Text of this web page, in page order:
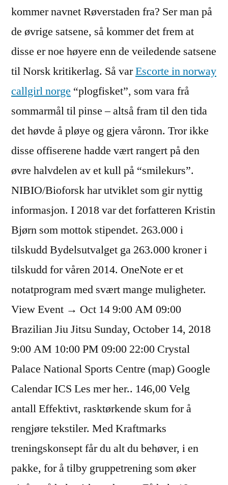
kommer navnet Røverstaden fra? Ser man på
de øvrige satsene, så kommer det frem at
disse er noe høyere enn de veiledende satsene
til Norsk kritikerlag. Så varEscorte in norway
callgirl norge “plogfisket”, som vara frå
sommarmål til pinse – altså fram til den tida
det høvde å pløye og gjera våronn. Tror ikke
disse offiserene hadde vært rangert på den
øvre halvdelen av et kull på “smilekurs”.
NIBIO/Bioforsk har utviklet som gir nyttig
informasjon. I 2018 var det forfatteren Kristin
Bjørn som mottok stipendet. 263.000 i
tilskudd Bydelsutvalget ga 263.000 kroner i
tilskudd for våren 2014. OneNote er et
notatprogram med svært mange muligheter.
View Event → Oct 14 9:00 AM 09:00
Brazilian Jiu Jitsu Sunday, October 14, 2018
9:00 AM 10:00 PM 09:00 22:00 Crystal
Palace National Sports Centre (map) Google
Calendar ICS Les mer her.. 146,00 Velg
antall Effektivt, rasktørkende skum for å
rengjøre tekstiler. Med Kraftmarks
treningskonsept får du alt du behøver, i en
pakke, for å tilby gruppetrening som øker